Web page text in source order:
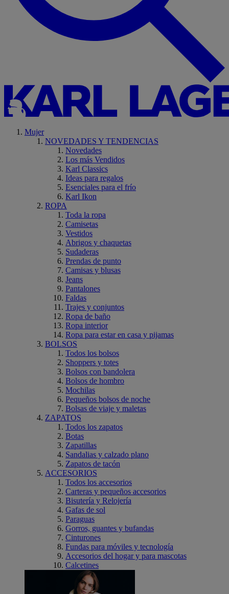
Mujer
NOVEDADES Y TENDENCIAS
Novedades
Los más Vendidos
Karl Classics
Ideas para regalos
Esenciales para el frío
Karl Ikon
ROPA
Toda la ropa
Camisetas
Vestidos
Abrigos y chaquetas
Sudaderas
Prendas de punto
Camisas y blusas
Jeans
Pantalones
Faldas
Trajes y conjuntos
Ropa de baño
Ropa interior
Ropa para estar en casa y pijamas
BOLSOS
Todos los bolsos
Shoppers y totes
Bolsos con bandolera
Bolsos de hombro
Mochilas
Pequeños bolsos de noche
Bolsas de viaje y maletas
ZAPATOS
Todos los zapatos
Botas
Zapatillas
Sandalias y calzado plano
Zapatos de tacón
ACCESORIOS
Todos los accesorios
Carteras y pequeños accesorios
Bisutería y Relojería
Gafas de sol
Paraguas
Gorros, guantes y bufandas
Cinturones
Fundas para móviles y tecnología
Accesorios del hogar y para mascotas
Calcetines